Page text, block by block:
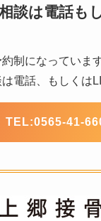
談は電話も
制になっています
電話、もしくは
TEL:0565-41-